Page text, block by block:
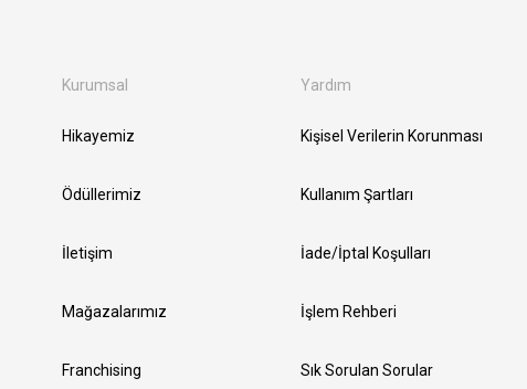
Kurumsal
Hikayemiz
Ödüllerimiz
İletişim
Mağazalarımız
Franchising
Yardım
Kişisel Verilerin Korunması
Kullanım Şartları
İade/İptal Koşulları
İşlem Rehberi
Sık Sorulan Sorular